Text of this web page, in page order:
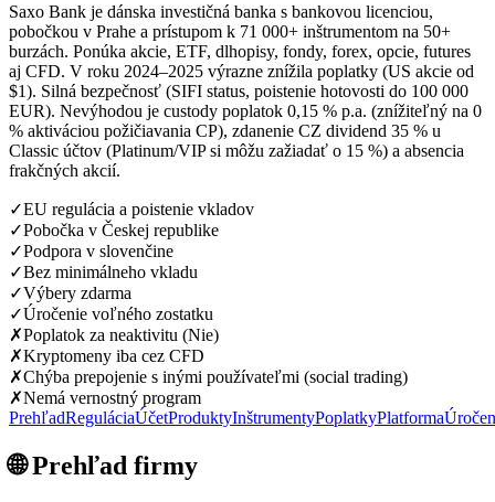
Saxo Bank je dánska investičná banka s bankovou licenciou,
pobočkou v Prahe a prístupom k 71 000+ inštrumentom na 50+
burzách. Ponúka akcie, ETF, dlhopisy, fondy, forex, opcie, futures
aj CFD. V roku 2024–2025 výrazne znížila poplatky (US akcie od
$1). Silná bezpečnosť (SIFI status, poistenie hotovosti do 100 000
EUR). Nevýhodou je custody poplatok 0,15 % p.a. (znížiteľný na 0
% aktiváciou požičiavania CP), zdanenie CZ dividend 35 % u
Classic účtov (Platinum/VIP si môžu zažiadať o 15 %) a absencia
frakčných akcií.
✓EU regulácia a poistenie vkladov
✓Pobočka v Českej republike
✓Podpora v slovenčine
✓Bez minimálneho vkladu
✓Výbery zdarma
✓Úročenie voľného zostatku
✗Poplatok za neaktivitu (Nie)
✗Kryptomeny iba cez CFD
✗Chýba prepojenie s inými používateľmi (social trading)
✗Nemá vernostný program
PrehľadReguláciaÚčetProduktyInštrumentyPoplatkyPlatforma
🌐 Prehľad firmy